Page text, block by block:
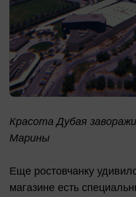
Красота Дубая
Марины
Еще ростовчанку
магазине есть